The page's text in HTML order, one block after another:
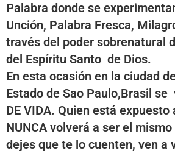
Palabra donde se
Unción, Palabra Fresca,
través del poder sobrenatural
del Espíritu Santo de Dios.
En esta ocasión en la ciudad
Estado de Sao Paulo,Brasil se
DE VIDA. Quien está expuesto
NUNCA volverá a ser el mismo
dejes que te lo cuenten, ven a